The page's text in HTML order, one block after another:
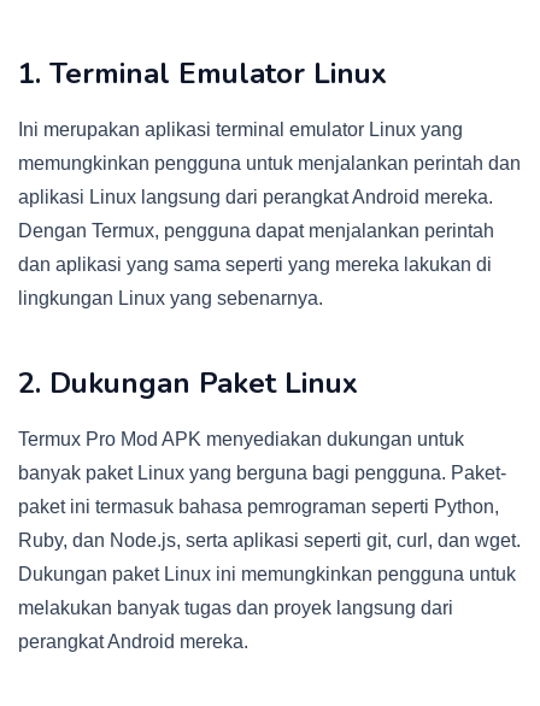
1. Terminal Emulator Linux
Ini merupakan aplikasi terminal emulator Linux yang
memungkinkan pengguna untuk menjalankan perintah dan
aplikasi Linux langsung dari perangkat Android mereka.
Dengan Termux, pengguna dapat menjalankan perintah
dan aplikasi yang sama seperti yang mereka lakukan di
lingkungan Linux yang sebenarnya.
2. Dukungan Paket Linux
Termux Pro Mod APK menyediakan dukungan untuk
banyak paket Linux yang berguna bagi pengguna. Paket-
paket ini termasuk bahasa pemrograman seperti Python,
Ruby, dan Node.js, serta aplikasi seperti git, curl, dan wget.
Dukungan paket Linux ini memungkinkan pengguna untuk
melakukan banyak tugas dan proyek langsung dari
perangkat Android mereka.